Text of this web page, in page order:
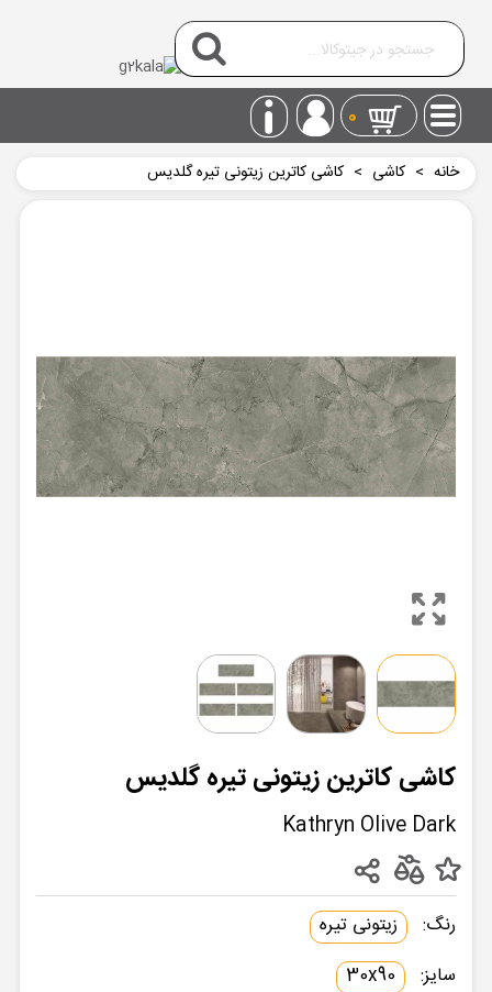
0
خانه > کاشی > کاشی کاترین زیتونی تیره گلدیس
کاشی کاترین زیتونی تیره گلدیس
Kathryn Olive Dark
رنگ:
زیتونی تیره
سایز:
30x90